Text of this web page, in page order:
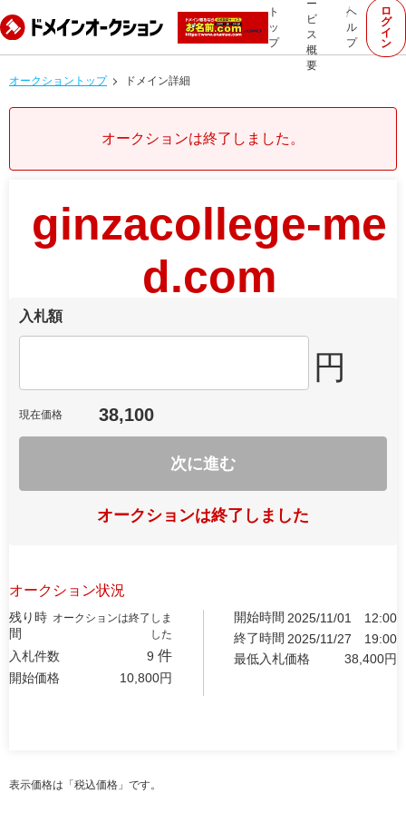
ト
ッ
プ
ー
ビ
ス
概
要
ヘ
ル
プ
ロ
グ
イ
ン
オークショントップ ドメイン詳細
オークションは終了しました。
ginzacollege-me
d.com
入札額
円
現在価格 38,100
次に進む
オークションは終了しました
オークション状況
残り時
間
オークションは終了しま
した
入札件数 9 件
開始価格 10,800円
開始時間 2025/11/01
12:00
終了時間 2025/11/27
19:00
最低入札価格
38,400円
表示価格は「税込価格」です。